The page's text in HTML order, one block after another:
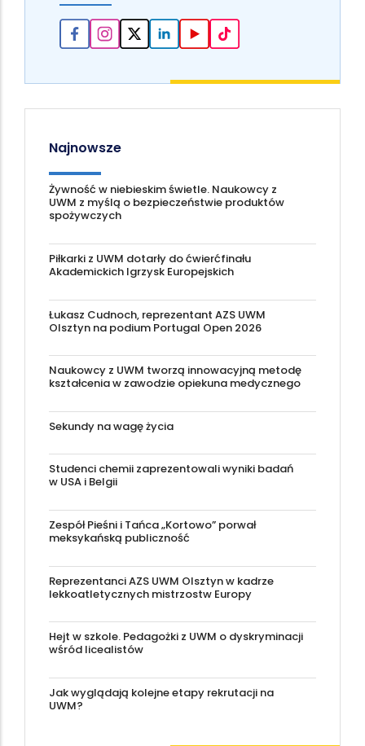
Najnowsze
Żywność w niebieskim świetle. Naukowcy z
UWM z myślą o bezpieczeństwie produktów
spożywczych
Piłkarki z UWM dotarły do ćwierćfinału
Akademickich Igrzysk Europejskich
Łukasz Cudnoch, reprezentant AZS UWM
Olsztyn na podium Portugal Open 2026
Naukowcy z UWM tworzą innowacyjną metodę
kształcenia w zawodzie opiekuna medycznego
Sekundy na wagę życia
Studenci chemii zaprezentowali wyniki badań
w USA i Belgii
Zespół Pieśni i Tańca „Kortowo” porwał
meksykańską publiczność
Reprezentanci AZS UWM Olsztyn w kadrze
lekkoatletycznych mistrzostw Europy
Hejt w szkole. Pedagożki z UWM o dyskryminacji
wśród licealistów
Jak wyglądają kolejne etapy rekrutacji na
UWM?